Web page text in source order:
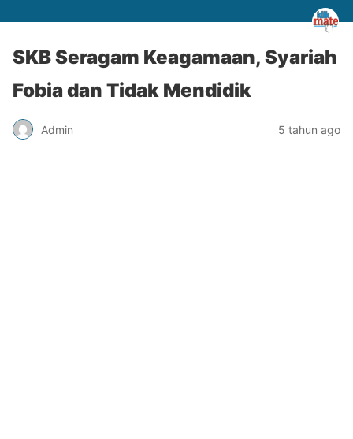
SKB Seragam Keagamaan, Syariah
Fobia dan Tidak Mendidik
Admin 5 tahun ago